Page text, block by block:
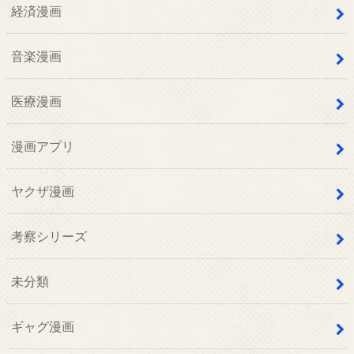
経済漫画
音楽漫画
医療漫画
漫画アプリ
ヤクザ漫画
考察シリーズ
未分類
ギャグ漫画